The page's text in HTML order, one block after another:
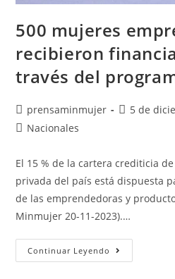
500 mujeres
recibieron
través del
prensaminmujer
5 de
Nacionales
El 15 % de la cartera crediticia
privada del país está dispuesta
de las emprendedoras y
Minmujer 20-11-2023).…
Continuar Leyendo